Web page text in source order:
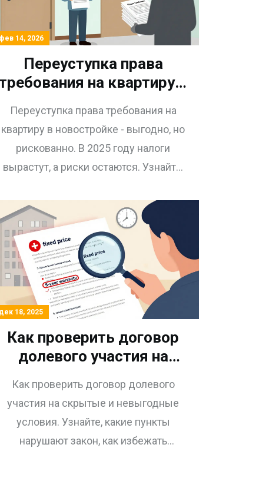
фев 14, 2026
Переуступка права
на квартиру в
новостройке: налоги и
риски в 2025 году
Переуступка права требования на
квартиру в новостройке - выгодно, но
рискованно. В 2025 году налоги
вырастут, а риски остаются. Узнайте,
сделку и не переплатить налог.
дек 18, 2025
Как проверить договор
долевого участия на
условия для покупателя
Как проверить договор долевого
участия на скрытые и невыгодные
условия. Узнайте, какие пункты
нарушают закон, как избежать